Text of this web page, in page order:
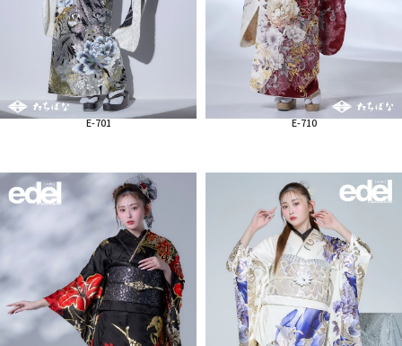
E-701 E-710